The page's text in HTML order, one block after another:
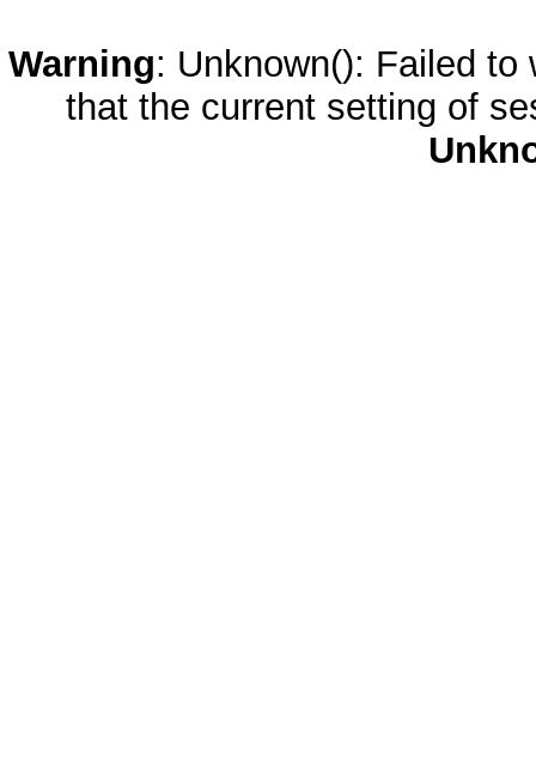
Warning: Unknown(): Failed
that the current setting of